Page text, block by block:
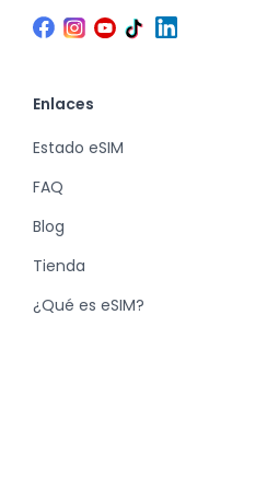
Enlaces
Estado eSIM
FAQ
Blog
Tienda
¿Qué es eSIM?